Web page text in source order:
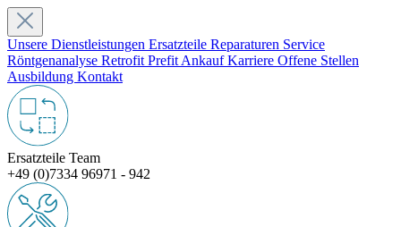
Unsere Dienstleistungen Ersatzteile Reparaturen Service
Röntgenanalyse Retrofit Prefit AnkaufKarriere Offene Stellen
Ausbildung Kontakt
Ersatzteile Team
+49 (0)7334 96971 - 942